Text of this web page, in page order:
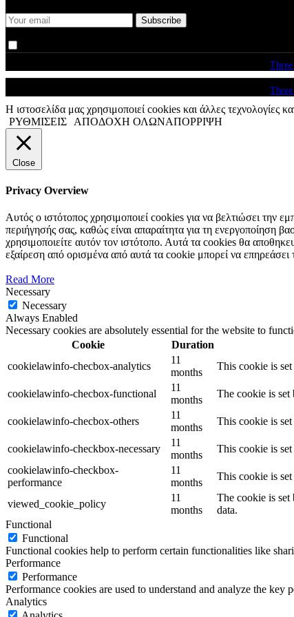
Η ιστοσελίδα μας χρησιμοποιεί cookies και άλλες τεχνολογίες
ΡΥΘΜΙΣΕΙΣ
ΑΠΟΔΟΧΗ ΟΛΩΝΑΠΟΡΡΙΨΗ
Close
Privacy Overview
Αυτός ο ιστότοπος χρησιμοποιεί cookies για να βελτιώσει την
περιήγησής σας, καθώς είναι απαραίτητα για τη ενεργοποίηση
χρησιμοποιείτε αυτόν τον ιστότοπο. Αυτά τα cookies θα
εξαίρεση από ορισμένα από αυτά τα cookie μπορεί να επηρεάσει
Read More
Necessary
Necessary
Always Enabled
Necessary cookies are absolutely essential for the website to
Cookie
Duration
cookielawinfo-checbox-analytics
11
months
This cookie is
cookielawinfo-checbox-functional
11
months
The cookie is
cookielawinfo-checbox-others
11
months
This cookie is
cookielawinfo-checkbox-necessary
11
months
This cookie is
cookielawinfo-checkbox-
performance
11
months
This cookie is
viewed_cookie_policy
11
months
The cookie is set
data.
Functional
Functional
Functional cookies help to perform certain functionalities like
Performance
Performance
Performance cookies are used to understand and analyze the
Analytics